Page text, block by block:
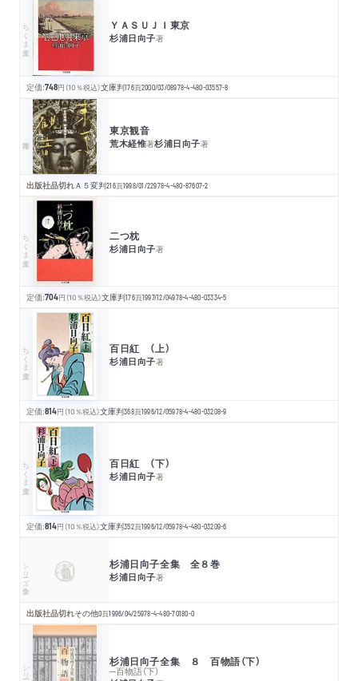
ちくま文庫 ＹＡＳＵＪＩ東京
杉浦日向子著
定価:748円 （10％税込）文庫判176頁2000/03/08978-4-480-03557-8
東京観音
荒木経惟著杉浦日向子著
出版社品切れＡ５変判216頁1998/01/22978-4-480-87607-2
ちくま文庫 二つ枕
杉浦日向子著
定価:704円 （10％税込）文庫判176頁1997/12/04978-4-480-03334-5
ちくま文庫 百日紅 （上）
杉浦日向子著
定価:814円 （10％税込）文庫判368頁1996/12/05978-4-480-03208-9
ちくま文庫 百日紅 （下）
杉浦日向子著
定価:814円 （10％税込）文庫判352頁1996/12/05978-4-480-03209-6
シリーズ・全集 杉浦日向子全集 全８巻
杉浦日向子著
出版社品切れその他0頁1996/04/25978-4-480-70180-0
シリーズ・全集 杉浦日向子全集 ８ 百物語（下）
─百物語（下）